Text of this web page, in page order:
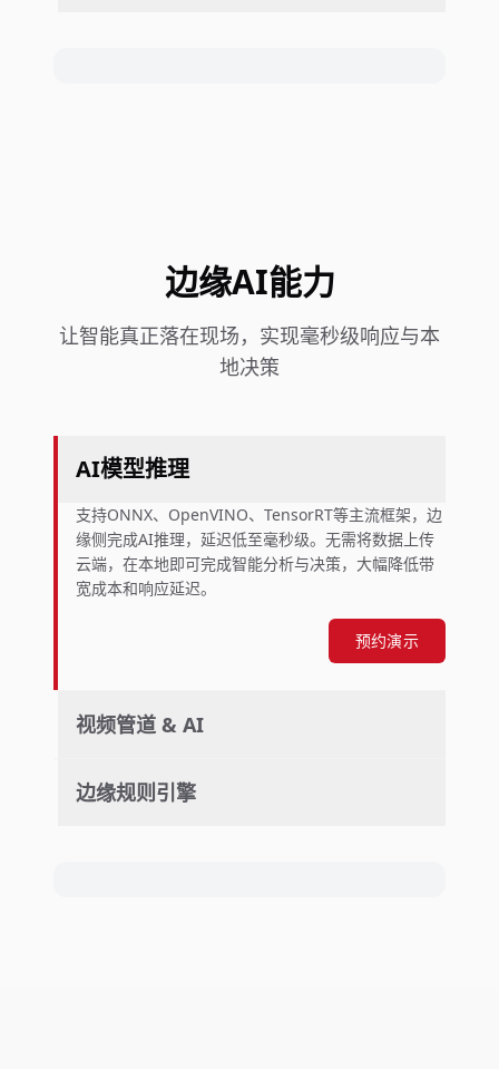
边缘AI能力
让智能真正落在现场，实现毫秒级响应与本
地决策
AI模型推理
支持ONNX、OpenVINO、TensorRT等主流框架，边
缘侧完成AI推理，延迟低至毫秒级。无需将数据上传
云端，在本地即可完成智能分析与决策，大幅降低带
宽成本和响应延迟。
预约演示
视频管道 & AI
边缘规则引擎